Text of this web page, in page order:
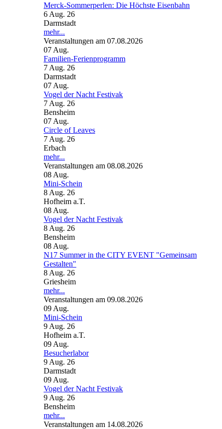
Merck-Sommerperlen: Die Höchste Eisenbahn
6 Aug. 26
Darmstadt
mehr...
Veranstaltungen am 07.08.2026
07 Aug.
Familien-Ferienprogramm
7 Aug. 26
Darmstadt
07 Aug.
Vogel der Nacht Festivak
7 Aug. 26
Bensheim
07 Aug.
Circle of Leaves
7 Aug. 26
Erbach
mehr...
Veranstaltungen am 08.08.2026
08 Aug.
Mini-Schein
8 Aug. 26
Hofheim a.T.
08 Aug.
Vogel der Nacht Festivak
8 Aug. 26
Bensheim
08 Aug.
N17 Summer in the CITY EVENT "Gemeinsam
Gestalten"
8 Aug. 26
Griesheim
mehr...
Veranstaltungen am 09.08.2026
09 Aug.
Mini-Schein
9 Aug. 26
Hofheim a.T.
09 Aug.
Besucherlabor
9 Aug. 26
Darmstadt
09 Aug.
Vogel der Nacht Festivak
9 Aug. 26
Bensheim
mehr...
Veranstaltungen am 14.08.2026